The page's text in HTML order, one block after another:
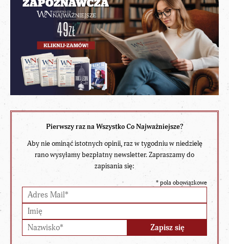
Pierwszy raz na Wszystko Co Najważniejsze?
Aby nie ominąć istotnych opinii, raz w tygodniu w niedzielę
rano wysyłamy bezpłatny newsletter. Zapraszamy do
zapisania się:
* pola obowiązkowe